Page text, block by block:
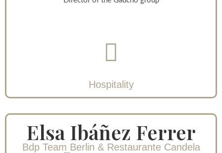
Hospitality
Elsa Ibáñez Ferrer
Bdp Team Berlin & Restaurante Candela